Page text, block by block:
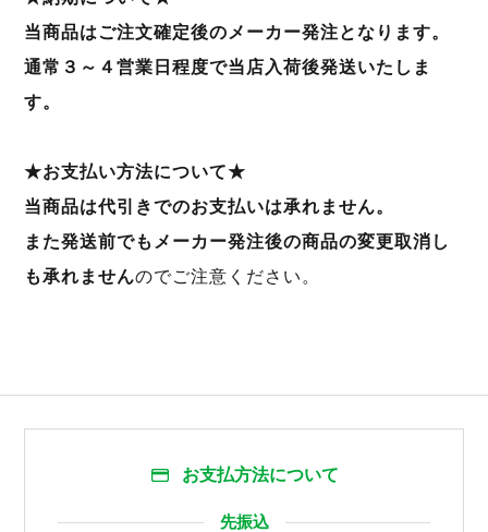
当商品はご注文確定後のメーカー発注となります。
通常３～４営業日程度で当店入荷後発送いたしま
す。
★お支払い方法について★
当商品は代引きでのお支払いは承れません。
また発送前でもメーカー発注後の商品の変更取消し
も承れませんのでご注意ください。
お支払方法について
先振込